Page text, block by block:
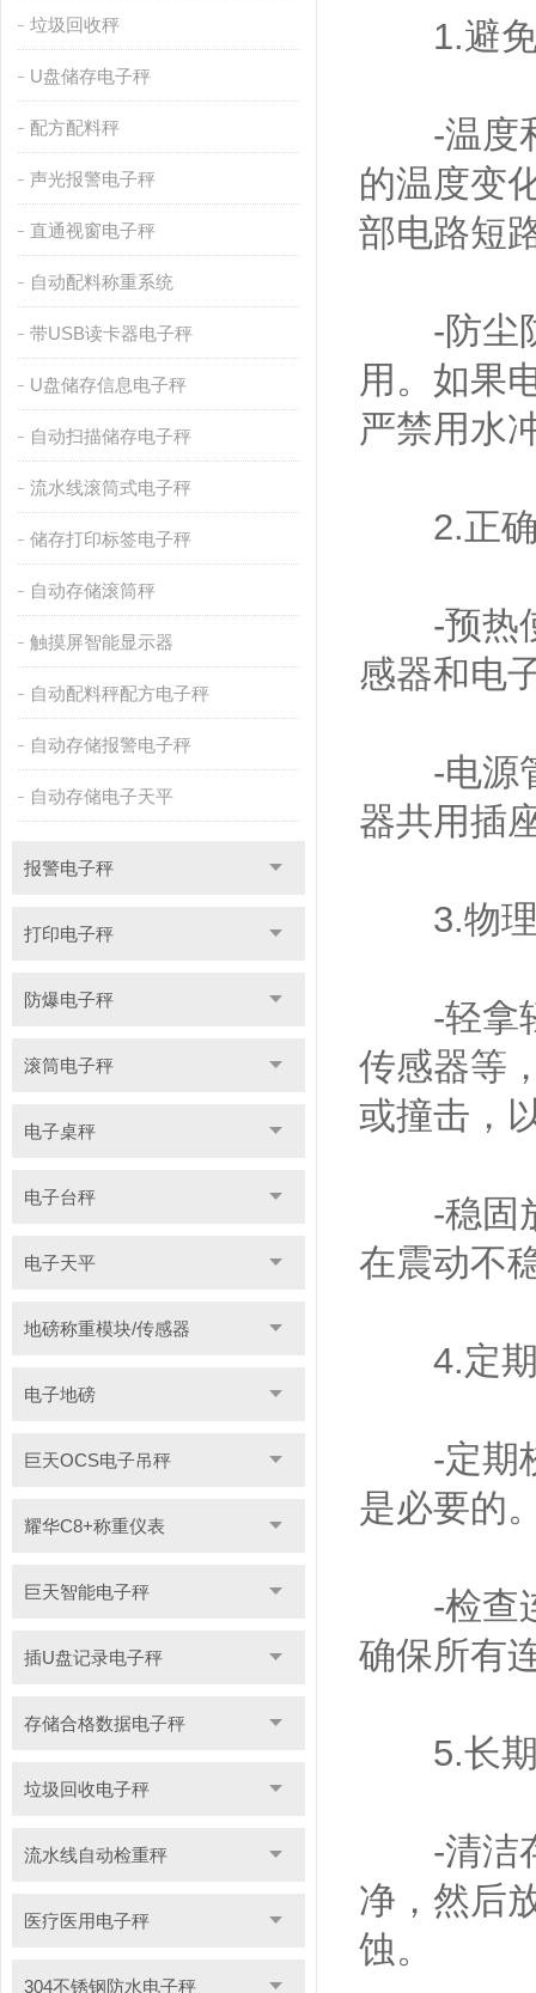
垃圾回收秤
U盘储存电子秤
配方配料秤
声光报警电子秤
直通视窗电子秤
自动配料称重系统
带USB读卡器电子秤
U盘储存信息电子秤
自动扫描储存电子秤
流水线滚筒式电子秤
储存打印标签电子秤
自动存储滚筒秤
触摸屏智能显示器
自动配料秤配方电子秤
自动存储报警电子秤
自动存储电子天平
报警电子秤
打印电子秤
防爆电子秤
滚筒电子秤
电子桌秤
电子台秤
电子天平
地磅称重模块/传感器
电子地磅
巨天OCS电子吊秤
耀华C8+称重仪表
巨天智能电子秤
插U盘记录电子秤
存储合格数据电子秤
垃圾回收电子秤
流水线自动检重秤
医疗医用电子秤
304不锈钢防水电子秤
1.避免
-温度和
的温度变
部电路短
-防尘防
用。如果
严禁用水
2.正确
-预热使
感器和电
-电源管
器共用插
3.物理
-轻拿轻
传感器等
或撞击，
-稳固放
在震动不
4.定期
-定期校
是必要的
-检查连
确保所有
5.长期
-清洁存
净，然后
蚀。